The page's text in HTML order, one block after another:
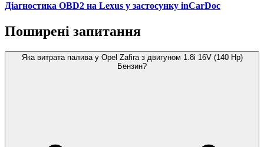
Діагностика OBD2 на Lexus у застосунку inCarDoc
Поширені запитання
Яка витрата палива у Opel Zafira з двигуном 1.8i 16V (140 Hp)
Бензин?